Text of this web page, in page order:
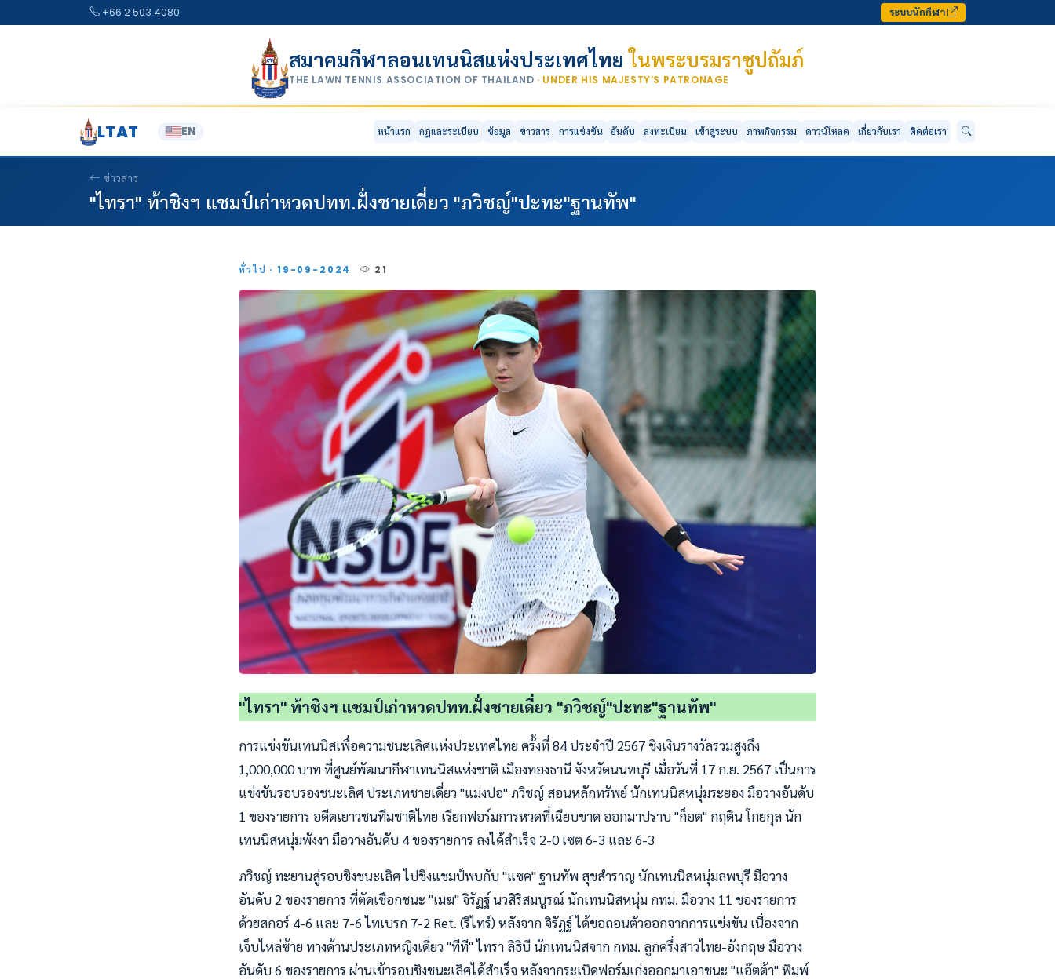
+66 2 503 4080 ระบบนักกีฬา
สมาคมกีฬาลอนเทนนิสแห่งประเทศไทยในพระบรมราชูปถัมภ์
THE LAWN TENNIS ASSOCIATION OF THAILAND · UNDER HIS MAJESTY’S PATRONAGE
LTAT EN หน้าแรก กฎและระเบียบ ข้อมูล ข่าวสาร การแข่งขัน อันดับ ลงทะเบียน เข้าสู่ระบบ ภาพกิจกรรม ดาวน์โหลด เกี่ยวกับเรา ติดต่อเรา
ข่าวสาร
"ไทรา" ท้าชิงฯ แชมป์เก่าหวดปทท.ฝั่งชายเดี่ยว "ภวิชญ์"ปะทะ"ฐานทัพ"
ทั่วไป · 19-09-2024 21
"ไทรา" ท้าชิงฯ แชมป์เก่าหวดปทท.ฝั่งชายเดี่ยว "ภวิชญ์"ปะทะ"ฐานทัพ"
การแข่งขันเทนนิสเพื่อความชนะเลิศแห่งประเทศไทย ครั้งที่ 84 ประจำปี 2567 ชิงเงินรางวัลรวมสูงถึง
1,000,000 บาท ที่ศูนย์พัฒนากีฬาเทนนิสแห่งชาติ เมืองทองธานี จังหวัดนนทบุรี เมื่อวันที่ 17 ก.ย. 2567 เป็นการ
แข่งขันรอบรองชนะเลิศ ประเภทชายเดี่ยว "แมงปอ" ภวิชญ์ สอนหลักทรัพย์ นักเทนนิสหนุ่มระยอง มือวางอันดับ
1 ของรายการ อดีตเยาวชนทีมชาติไทย เรียกฟอร์มการหวดที่เฉียบขาด ออกมาปราบ "ก็อต" กฤติน โกยกุล นัก
เทนนิสหนุ่มพังงา มือวางอันดับ 4 ของรายการ ลงได้สำเร็จ 2-0 เซต 6-3 และ 6-3
ภวิชญ์ ทะยานสู่รอบชิงชนะเลิศ ไปชิงแชมป์พบกับ "แซค" ฐานทัพ สุขสำราญ นักเทนนิสหนุ่มลพบุรี มือวาง
อันดับ 2 ของรายการ ที่ตัดเชือกชนะ "เมฆ" จิรัฏฐ์ นวสิริสมบูรณ์ นักเทนนิสหนุ่ม กทม. มือวาง 11 ของรายการ
ด้วยสกอร์ 4-6 และ 7-6 ไทเบรก 7-2 Ret. (รีไทร์) หลังจาก จิรัฏฐ์ ได้ขอถอนตัวออกจากการแข่งขัน เนื่องจาก
เจ็บไหล่ซ้าย ทางด้านประเภทหญิงเดี่ยว "ทีที" ไทรา ลิธิบี นักเทนนิสจาก กทม. ลูกครึ่งสาวไทย-อังกฤษ มือวาง
อันดับ 6 ของรายการ ผ่านเข้ารอบชิงชนะเลิศได้สำเร็จ หลังจากระเบิดฟอร์มเก่งออกมาเอาชนะ "แอ๊ตต้า" พิมพ์